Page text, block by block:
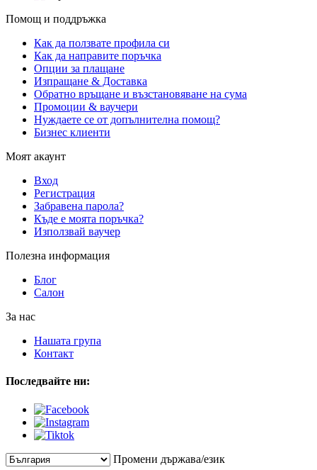
Помощ и поддръжка
Как да ползвате профила си
Как да направите поръчка
Опции за плащане
Изпращане & Доставка
Обратно връщане и възстановяване на сума
Промоции & ваучери
Нуждаете се от допълнителна помощ?
Бизнес клиенти
Моят акаунт
Вход
Регистрация
Забравена парола?
Къде е моята поръчка?
Използвай ваучер
Полезна информация
Блог
Салон
За нас
Нашата група
Контакт
Последвайте ни:
Промени държава/език